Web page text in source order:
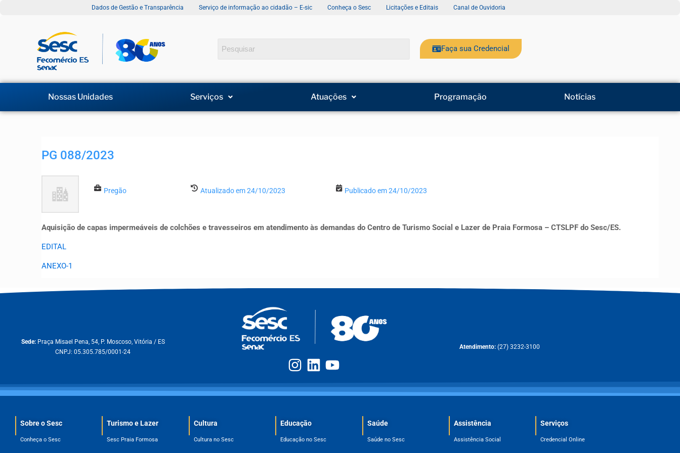
Dados de Gestão e Transparência Serviço de informação ao cidadão – E-sic Conheça o Sesc Licitações e Editais Canal de Ouvidoria
Faça sua Credencial
Nossas Unidades Serviços Atuações Programação Notícias
PG 088/2023
Pregão Atualizado em 24/10/2023 Publicado em 24/10/2023
Aquisição de capas impermeáveis de colchões e travesseiros em atendimento às demandas do Centro de Turismo Social e Lazer de Praia Formosa – CTSLPF do Sesc/ES.
EDITAL
ANEXO-1
Sede: Praça Misael Pena, 54, P. Moscoso, Vitória / ES
CNPJ: 05.305.785/0001-24
Atendimento: (27) 3232-3100
Sobre o Sesc​
Conheça o Sesc
Turismo e Lazer
Sesc Praia Formosa
Cultura
Cultura no Sesc
Educação
Educação no Sesc
Saúde
Saúde no Sesc
Assistência
Assistência Social
Serviços
Credencial Online